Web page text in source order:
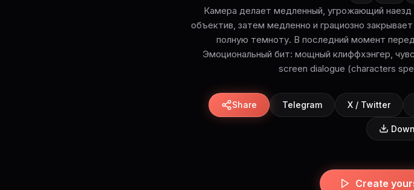
Камера делает медленный, угрожающий наезд
объектив, затем медленно и грациозно
полную темноту. В последний момент
Эмоциональный бит: мощный клиффхэнгер,
screen dialogue (characters
Share Telegram X / Twitter
Create